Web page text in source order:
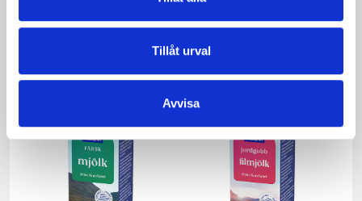
Tillåt urval
Avvisa
KRAV 1 liter
1,5% laktosfri 3dl